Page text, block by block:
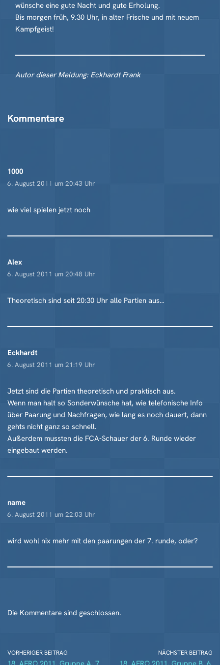
wünsche eine gute Nacht und gute Erholung.
Bis morgen früh, 9.30 Uhr, in alter Frische und mit neuem
Kampfgeist!
Autor dieser Meldung: Eckhardt Frank
Kommentare
1000
6. August 2011 um 20:43 Uhr
wie viel spielen jetzt noch
Alex
6. August 2011 um 20:48 Uhr
Theoretisch sind seit 20:30 Uhr alle Partien aus…
Eckhardt
6. August 2011 um 21:19 Uhr
Jetzt sind die Partien theoretisch und praktisch aus.
Wenn man halt so Sonderwünsche hat, wie telefonische Info
über Paarung und Nachfragen, wie lang es noch dauert, dann
gehts nicht ganz so schnell.
Außerdem mussten die FCA-Schauer der 6. Runde wieder
eingebaut werden.
name
6. August 2011 um 22:03 Uhr
wird wohl nix mehr mit den paarungen der 7. runde, oder?
Die Kommentare sind geschlossen.
VORHERIGER BEITRAG NÄCHSTER BEITRAG